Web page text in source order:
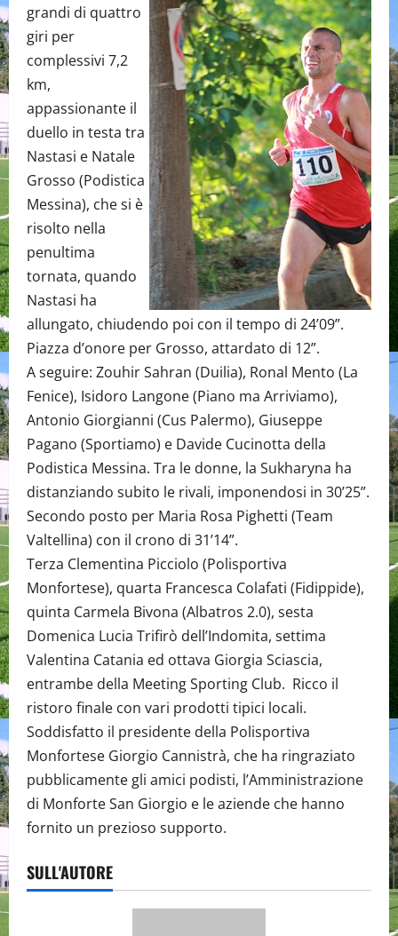
grandi di quattro
giri per
complessivi 7,2
km,
appassionante il
duello in testa tra
Nastasi e Natale
Grosso (Podistica
Messina), che si è
risolto nella
penultima
tornata, quando
Nastasi ha
allungato, chiudendo poi con il tempo di 24’09”.
Piazza d’onore per Grosso, attardato di 12”.
A seguire: Zouhir Sahran (Duilia), Ronal Mento (La
Fenice), Isidoro Langone (Piano ma Arriviamo),
Antonio Giorgianni (Cus Palermo), Giuseppe
Pagano (Sportiamo) e Davide Cucinotta della
Podistica Messina. Tra le donne, la Sukharyna ha
distanziando subito le rivali, imponendosi in 30’25”.
Secondo posto per Maria Rosa Pighetti (Team
Valtellina) con il crono di 31’14”.
Terza Clementina Picciolo (Polisportiva
Monfortese), quarta Francesca Colafati (Fidippide),
quinta Carmela Bivona (Albatros 2.0), sesta
Domenica Lucia Trifirò dell’Indomita, settima
Valentina Catania ed ottava Giorgia Sciascia,
entrambe della Meeting Sporting Club. Ricco il
ristoro finale con vari prodotti tipici locali.
Soddisfatto il presidente della Polisportiva
Monfortese Giorgio Cannistrà, che ha ringraziato
pubblicamente gli amici podisti, l’Amministrazione
di Monforte San Giorgio e le aziende che hanno
fornito un prezioso supporto.
SULL'AUTORE